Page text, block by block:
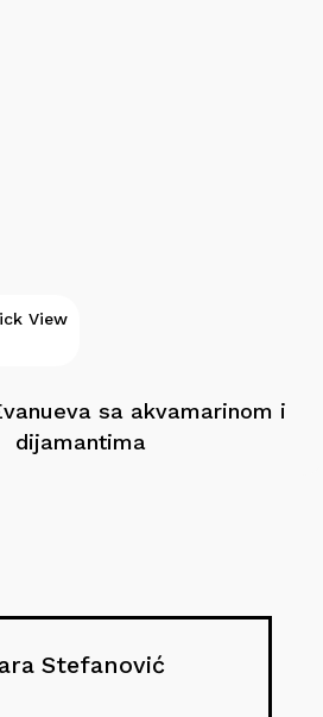
View
sa akvamarinom i
dijamantima
Stefanović